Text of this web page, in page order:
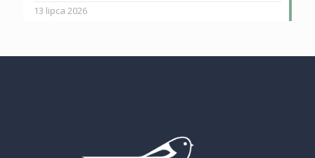
13 lipca 2026